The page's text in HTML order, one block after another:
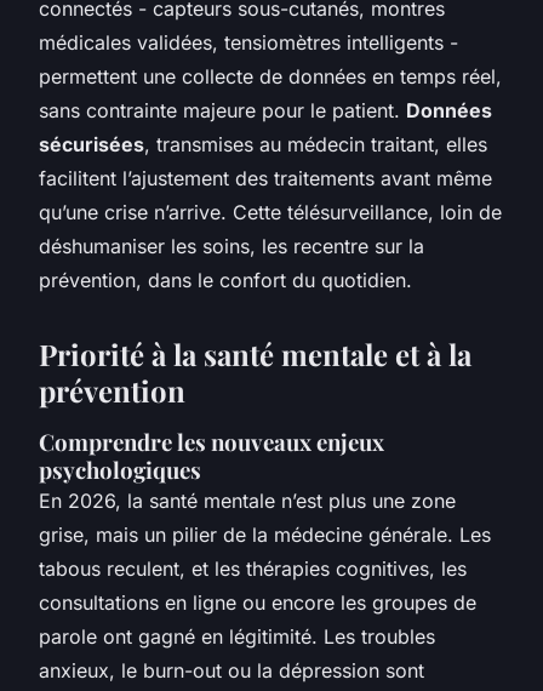
connectés - capteurs sous-cutanés, montres
médicales validées, tensiomètres intelligents -
permettent une collecte de données en temps réel,
sans contrainte majeure pour le patient. Données
sécurisées, transmises au médecin traitant, elles
facilitent l’ajustement des traitements avant même
qu’une crise n’arrive. Cette télésurveillance, loin de
déshumaniser les soins, les recentre sur la
prévention, dans le confort du quotidien.
Priorité à la santé mentale et à la
prévention
Comprendre les nouveaux enjeux
psychologiques
En 2026, la santé mentale n’est plus une zone
grise, mais un pilier de la médecine générale. Les
tabous reculent, et les thérapies cognitives, les
consultations en ligne ou encore les groupes de
parole ont gagné en légitimité. Les troubles
anxieux, le burn-out ou la dépression sont